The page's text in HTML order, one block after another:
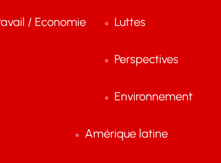
/ Economie Luttes
Perspectives
Environnement
Amérique latine